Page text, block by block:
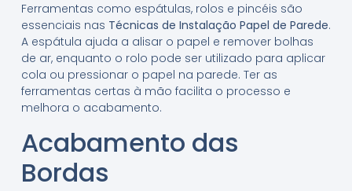
Ferramentas como espátulas, rolos e pincéis são
essenciais nas Técnicas de Instalação Papel de Parede.
A espátula ajuda a alisar o papel e remover bolhas
de ar, enquanto o rolo pode ser utilizado para aplicar
cola ou pressionar o papel na parede. Ter as
ferramentas certas à mão facilita o processo e
melhora o acabamento.
Acabamento das
Bordas